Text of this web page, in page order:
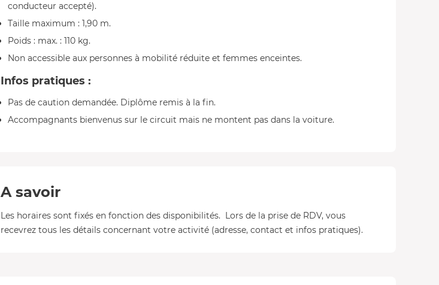
conducteur accepté).
Taille maximum : 1,90 m.
Poids : max. : 110 kg.
Non accessible aux personnes à mobilité réduite et femmes enceintes.
Infos pratiques :
Pas de caution demandée. Diplôme remis à la fin.
Accompagnants bienvenus sur le circuit mais ne montent pas dans la voiture.
A savoir
Les horaires sont fixés en fonction des disponibilités. Lors de la prise de RDV, vous
recevrez tous les détails concernant votre activité (adresse, contact et infos pratiques).